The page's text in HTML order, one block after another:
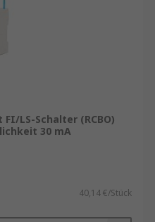
LS-Schalter (RCBO)
30 mA
40,14 €/Stück